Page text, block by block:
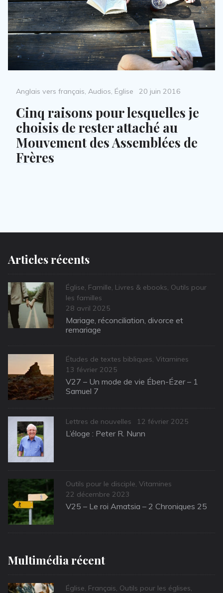
Categories
Anglais vers français, Audios, Église
Posted
20 juin 2016
Cinq raisons pour lesquelles je
choisis de rester attaché au
Mouvement des Assemblées de
Frères
Articles récents
Categories
Église, Famille, Livres & ebooks, Outils pour
les familles
Posted
on
28 avril 2025
Mariage, réconciliation, divorce et
remariage
Categories
Études de textes bibliques, Vitamines
Posted
on
13 février 2025
V27 – Un mode de vie Ében-Ézer – 1
Samuel 7
Categories
Lettres de nouvelles
Posted
on
12 février 2025
L’éloge : Peter R. Nunn
Categories
Outils pour le disciple, Vitamines
Posted
on
22 décembre 2023
V25 – Le roi Amatsia – 2 Chroniques 25
Multimédia récent
Categories
Église, Français, Outils pour les églises,